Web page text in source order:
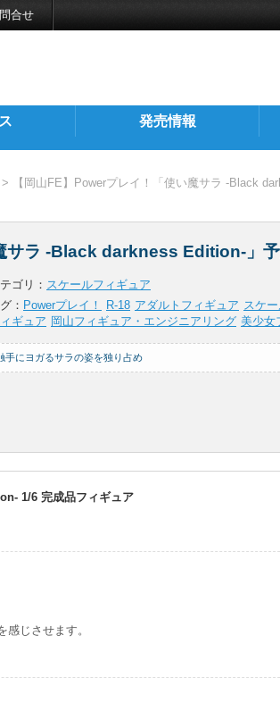
合せ
発売情報
> 【岡山FE】Powerプレイ！「使い魔サラ -Black
サラ -Black darkness Edition-」
ゴリ： スケールフィギュア
： Powerプレイ！ R-18 アダルトフィギュア スケ
ギュア 岡山フィギュア・エンジニアリング 美少女
手にヨガるサラの姿を独り占め
1/6 完成品フィギュア
じさせます。